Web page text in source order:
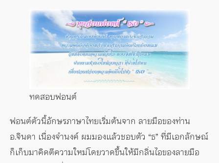
ทดสอบฟอนต์
ฟอนต์ตัวนี้อักษรภาษาไทยเริ่มต้นจาก ลายมือของท่าน
อ.จินดา เนื่องจำนงค์ ผมมองแล้วชอบตัว “ธ” ที่มีเอกลักษณ์
ก็เก็บมาคิดตีความใหม่โดยวาดขึ้นให้มีกลิ่นไอของลายมือ